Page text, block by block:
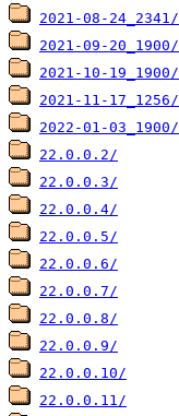
2021-08-24_2341/
2021-09-20_1900/
2021-10-19_1900/
2021-11-17_1256/
2022-01-03_1900/
22.0.0.2/
22.0.0.3/
22.0.0.4/
22.0.0.5/
22.0.0.6/
22.0.0.7/
22.0.0.8/
22.0.0.9/
22.0.0.10/
22.0.0.11/